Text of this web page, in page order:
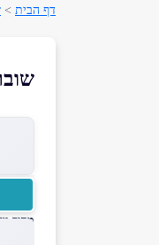
דף הבית >
מחיר